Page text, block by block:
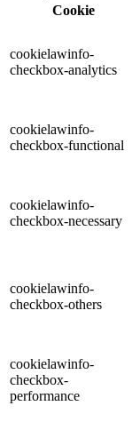
Cookie
cookielawinfo-
checkbox-analytics
cookielawinfo-
checkbox-functional
cookielawinfo-
checkbox-necessary
cookielawinfo-
checkbox-others
cookielawinfo-
checkbox-
performance